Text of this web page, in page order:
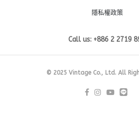
隱私權政策
Call us: +886 2 2719
© 2025 Vintage Co., Ltd. All